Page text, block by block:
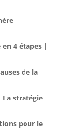
en 4 étapes |
de la
La stratégie
pour le